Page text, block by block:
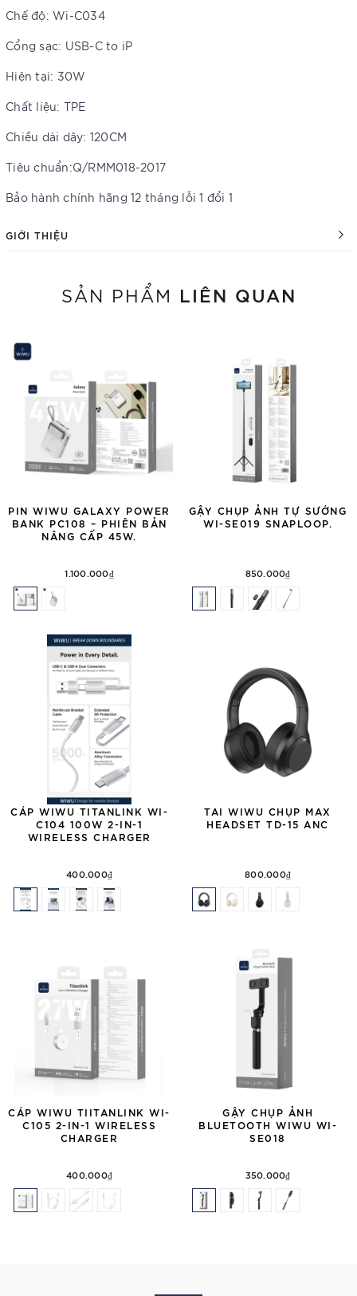
Chế độ: Wi-C034
Cổng sạc: USB-C to iP
Hiện tại: 30W
Chất liệu: TPE
Chiều dài dây: 120CM
Tiêu chuẩn:Q/RMM018-2017
Bảo hành chính hãng 12 tháng lỗi 1 đổi 1
GIỚI THIỆU
SẢN PHẨM LIÊN QUAN
PIN WIWU GALAXY POWER
BANK PC108 – PHIÊN BẢN
NÂNG CẤP 45W.
1.100.000₫
GẬY CHỤP ẢNH TỰ SƯỚNG
WI-SE019 SNAPLOOP.
850.000₫
CÁP WIWU TITANLINK WI-
C104 100W 2-IN-1
WIRELESS CHARGER
400.000₫
TAI WIWU CHỤP MAX
HEADSET TD-15 ANC
800.000₫
CÁP WIWU TIITANLINK WI-
C105 2-IN-1 WIRELESS
CHARGER
400.000₫
GẬY CHỤP ẢNH
BLUETOOTH WIWU WI-
SE018
350.000₫